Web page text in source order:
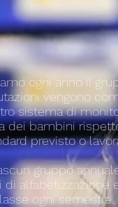
ogni anno il
vengono
sistema di
dei bambini
previsto o
gruppo
di
ogni semestre.